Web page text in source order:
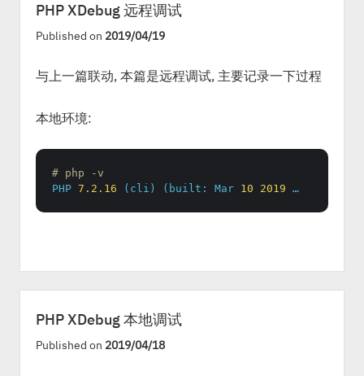
PHP XDebug 远程调试
Published on 2019/04/19
与上一篇联动, 本篇是远程调试, 主要记录一下过程
本地环境:
# php -v
PHP 7.2 .16 (cli) (built: Mar 10 2019 …
PHP XDebug 本地调试
Published on 2019/04/18